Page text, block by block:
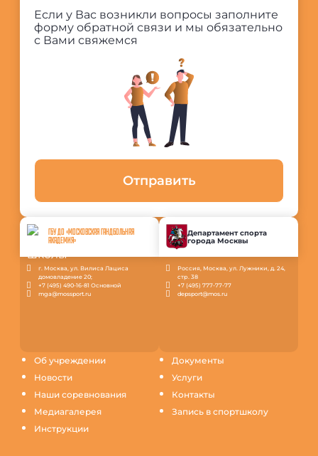
Об учреждении
Новости
Наши соревнования
Медиагалерея
Инструкции
Документы
Услуги
Контакты
Запись в спортшколу
Если у Вас возникли вопросы заполните
форму обратной связи и мы обязательно
с Вами свяжемся
Отправить
ГБУ ДО «МОСКОВСКАЯ ГАНДБОЛЬНАЯ
АКАДЕМИЯ»
г. Москва, ул. Вилиса Лациса
домовладение 20;
+7 (495) 490-16-81 Основной
mga@mossport.ru
Департамент спорта
города Москвы
Россия, Москва, ул. Лужники, д. 24,
стр. 38
+7 (495) 777-77-77
depsport@mos.ru